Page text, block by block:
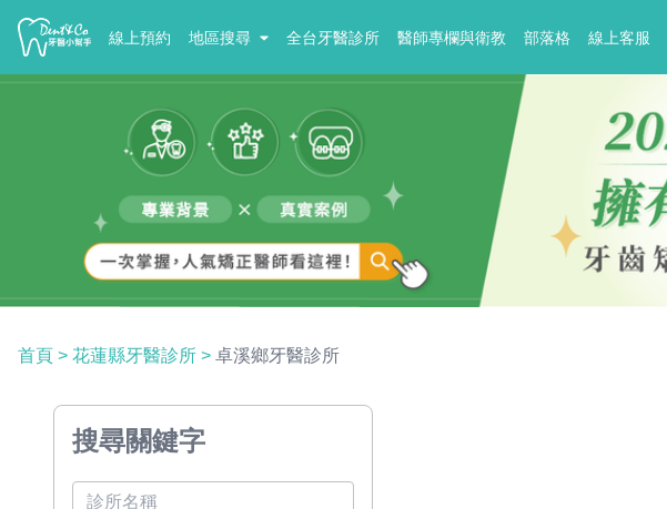
線上預約 地區搜尋 全台牙醫診所 醫師專欄與衛教 部落格 線上客服
首頁 > 花蓮縣牙醫診所 > 卓溪鄉牙醫診所
搜尋關鍵字